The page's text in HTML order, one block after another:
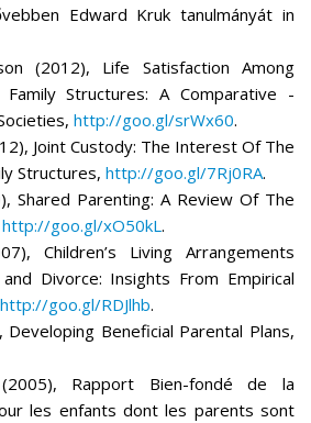
Edward Kruk tanulmányát in
(2012), Life Satisfaction Among
Structures: A Comparative -
http://goo.gl/srWx60.
Joint Custody: The Interest Of The
Structures, http://goo.gl/7Rj0RA.
Shared Parenting: A Review Of The
http://goo.gl/xO50kL.
Children’s Living Arrangements
Divorce: Insights From Empirical
http://goo.gl/RDJlhb.
Developing Beneficial Parental Plans,
Rapport Bien-fondé de la
les enfants dont les parents sont